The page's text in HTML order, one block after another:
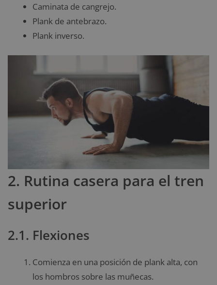
Caminata de cangrejo.
Plank de antebrazo.
Plank inverso.
2. Rutina casera para el tren
superior
2.1. Flexiones
Comienza en una posición de plank alta, con
los hombros sobre las muñecas.